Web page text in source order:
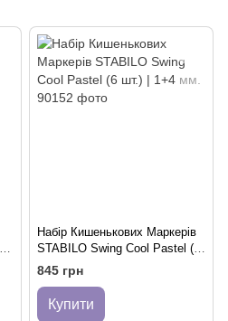
Набір Кишенькових Маркерів
STABILO Swing Cool Pastel (6
шт.) | 1+4 мм.
845 грн
Купити